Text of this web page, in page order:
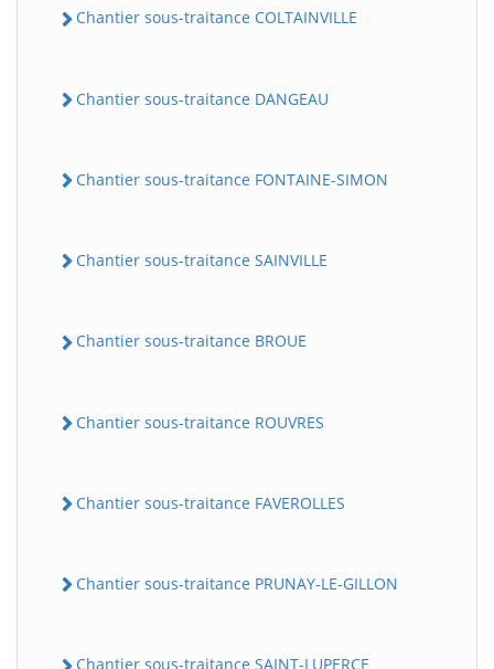
Chantier sous-traitance COLTAINVILLE
Chantier sous-traitance DANGEAU
Chantier sous-traitance FONTAINE-SIMON
Chantier sous-traitance SAINVILLE
Chantier sous-traitance BROUE
Chantier sous-traitance ROUVRES
Chantier sous-traitance FAVEROLLES
Chantier sous-traitance PRUNAY-LE-GILLON
Chantier sous-traitance SAINT-LUPERCE
BatiWebPro